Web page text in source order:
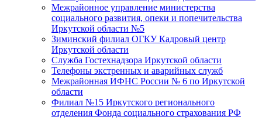
Межрайонное управление министерства
социального развития, опеки и попечительства
Иркутской области №5
Зиминский филиал ОГКУ Кадровый центр
Иркутской области
Служба Гостехнадзора Иркутской области
Телефоны экстренных и аварийных служб
Межрайонная ИФНС России № 6 по Иркутской
области
Филиал №15 Иркутского регионального
отделения Фонда социального страхования РФ